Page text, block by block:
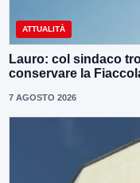
ATTUALITÀ
Lauro: col sindaco
conservare la
7 AGOSTO 2026